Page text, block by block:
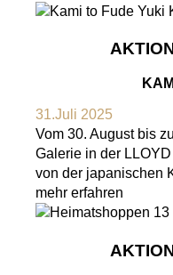
31.Juli 2025
Vom 30. August bis
Galerie in der
von der japanischen
mehr erfahren